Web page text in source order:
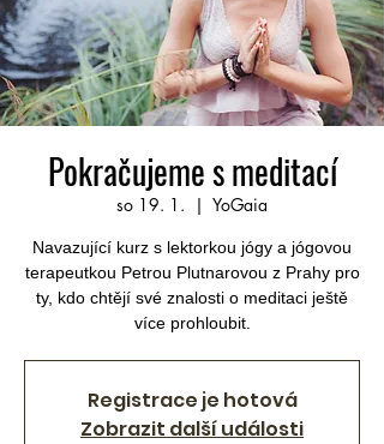
Pokračujeme s meditací
so 19. 1.
  |
YoGaia
Navazující kurz s lektorkou jógy a jógovou
terapeutkou Petrou Plutnarovou z Prahy pro
ty, kdo chtějí své znalosti o meditaci ještě
více prohloubit.
Registrace je hotová
Zobrazit další události